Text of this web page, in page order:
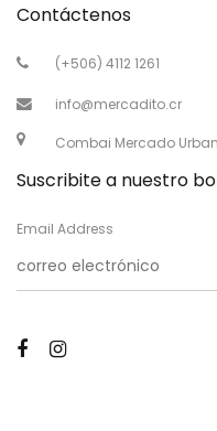
Contáctenos
(+506) 4112 1261
info@mercadito.cr
Combai Mercado
Suscribite a nuestro
Email Address